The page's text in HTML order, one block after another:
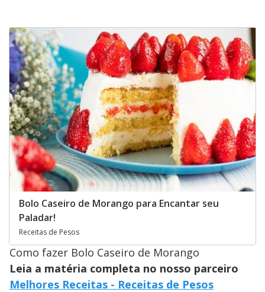
Bolo Caseiro de Morango para Encantar seu
Paladar!
Receitas de Pesos
Como fazer Bolo Caseiro de Morango
Leia a matéria completa no nosso parceiro
Melhores Receitas - Receitas de Pesos